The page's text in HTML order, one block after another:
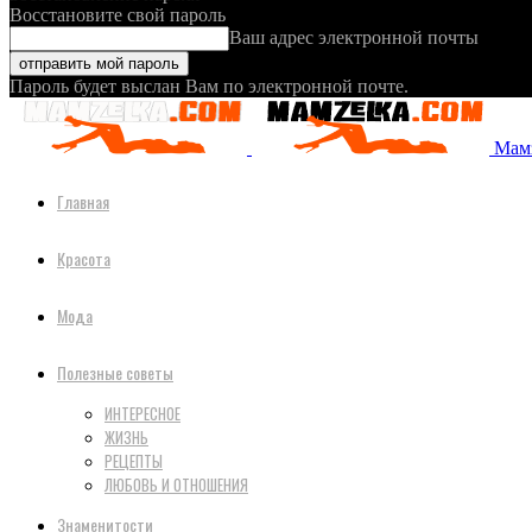
Восстановите свой пароль
Ваш адрес электронной почты
Пароль будет выслан Вам по электронной почте.
Главная
Красота
Мода
Полезные советы
ИНТЕРЕСНОЕ
ЖИЗНЬ
РЕЦЕПТЫ
ЛЮБОВЬ И ОТНОШЕНИЯ
Знаменитости